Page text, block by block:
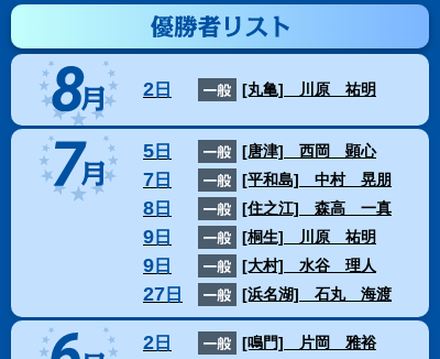
2日 [丸亀] 川原 祐明
5日 [唐津] 西岡 顕心
7日 [平和島] 中村 晃朋
8日 [住之江] 森高 一真
9日 [桐生] 川原 祐明
9日 [大村] 水谷 理人
27日 [浜名湖] 石丸 海渡
2日 [鳴門] 片岡 雅裕